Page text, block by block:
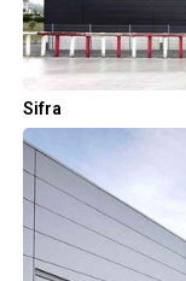
Sifra